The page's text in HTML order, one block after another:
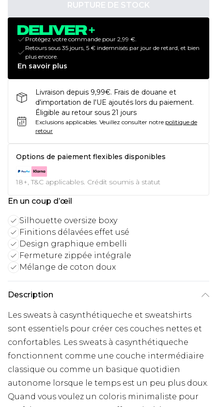
RUPTURE DE STOCK
Protégez votre commande pour 2,99 €.
Retours sous 35 jours, 5 € indemnisés par jour de retard, et bien
plus encore.
En savoir plus
Livraison depuis 9,99€. Frais de douane et
d'importation de l'UE ajoutés lors du paiement.
Éligible au retour sous 21 jours
Exclusions applicables. Veuillez consulter notre politique de
retour
Options de paiement flexibles disponibles
18+, T&C applicables. Crédit soumis à statut
En un coup d’œil
Silhouette oversize boxy
Finitions délavées effet usé
Design graphique embelli
Fermeture zippée intégrale
Mélange de coton doux
Description
Les sweats à casynthétiqueche et sweatshirts
sont essentiels pour créer ces couches nettes et
confortables. Les sweats à casynthétiqueche
fonctionnent comme une couche intermédiaire
classique ou comme un basique quotidien
autonome lorsque le temps est un peu plus doux.
Quand vous voulez un coloris minimaliste pour